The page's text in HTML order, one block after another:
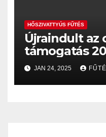
HŐSZIVATTYÚS FŰTÉS
Újraindult
támogatás
JAN 24, 2025